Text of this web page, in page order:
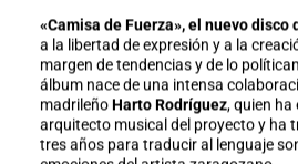
«Camisa de Fuerza», el nuevo disco
a la libertad de expresión y a la
margen de tendencias y de lo
álbum nace de una intensa
madrileño Harto Rodríguez, quien ha
arquitecto musical del proyecto y ha
tres años para traducir al lenguaje